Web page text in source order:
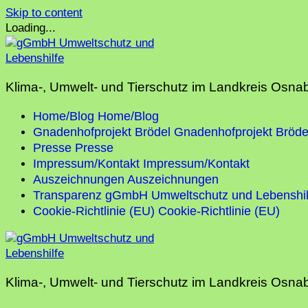
Skip to content
Loading...
Klima-, Umwelt- und Tierschutz im Landkreis
Home/Blog Home/Blog
Gnadenhofprojekt Brödel Gnadenhofprojekt
Presse Presse
Impressum/Kontakt Impressum/Kontakt
Auszeichnungen Auszeichnungen
Transparenz gGmbH Umweltschutz und
Cookie-Richtlinie (EU) Cookie-Richtlinie (EU)
Klima-, Umwelt- und Tierschutz im Landkreis